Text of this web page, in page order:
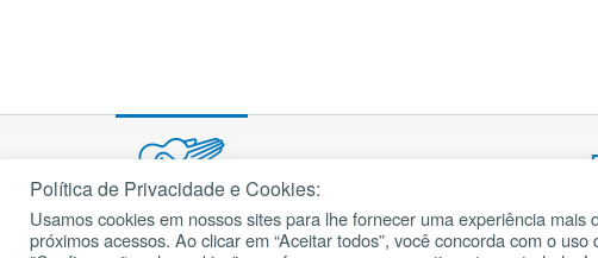
cancaonova.com© 2002 – 2026
Todos os direitos reservados.
Política de Privacidade e Cookies:
Usamos cookies em nossos sites para lhe fornecer uma experiência
próximos acessos. Ao clicar em “Aceitar todos”, você concorda com o